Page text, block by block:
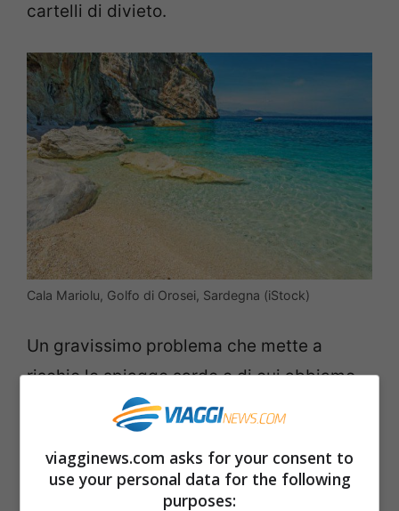
cartelli di divieto.
Cala Mariolu, Golfo di Orosei, Sardegna (iStock)
Un gravissimo problema che mette a
rischio le spiagge sarde e di cui abbiamo
già detto quando vi abbiamo raccontato
della pagina Facebook
depredata, attraverso la quale alcuni
cittadini sardi stano provando da qualche
viagginews.com asks for your consent to
use your personal data for the following
purposes: